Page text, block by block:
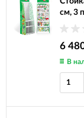
см, 3
6
В